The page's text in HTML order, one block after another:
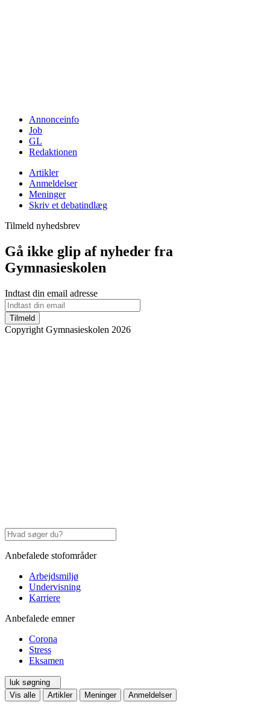
Annonceinfo
Job
GL
Redaktionen
Artikler
Anmeldelser
Meninger
Skriv et debatindlæg
Tilmeld nyhedsbrev
Gå ikke glip af nyheder fra
Gymnasieskolen
Indtast din email adresse
Tilmeld
Copyright Gymnasieskolen 2026
Anbefalede stofområder
Arbejdsmiljø
Undervisning
Karriere
Anbefalede emner
Corona
Stress
Eksamen
luk søgning
Vis alle
Artikler Meninger Anmeldelser